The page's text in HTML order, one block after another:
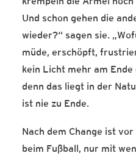
Und schon gehen die
wieder?“ sagen sie.
müde, erschöpft,
kein Licht mehr am Ende
denn das liegt in der
ist nie zu Ende.
Nach dem Change ist
beim Fußball, nur mit